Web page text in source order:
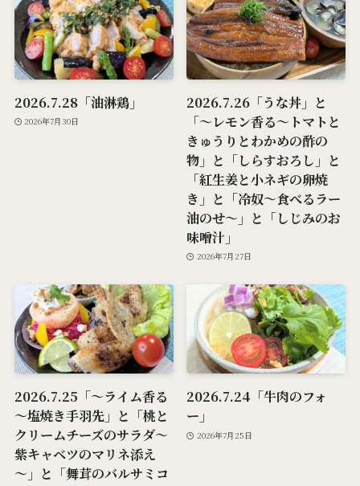
2026.7.28「油淋鶏」
2026年7月30日
2026.7.26「うな丼」と
「～レモン香る～トマトと
きゅうりとわかめの酢の
物」と「しらすおろし」と
「紅生姜と小ネギの卵焼
き」と「冷奴～食べるラー
油のせ～」と「しじみのお
味噌汁」
2026年7月27日
2026.7.25「～ライム香る
～塩焼き手羽先」と「桃と
クリームチーズのサラダ～
紫キャベツのマリネ添え
～」と「舞茸のバルサミコ
2026.7.24「牛肉のフォ
ー」
2026年7月25日